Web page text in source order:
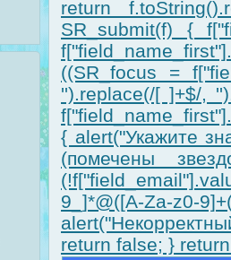
return
SR_submit(f) {
((SR_focus =
'').replace(/[ ]+$/,
{ alert("Укажите
(помечены
9_]*@([A-Za-z0-
return false; }